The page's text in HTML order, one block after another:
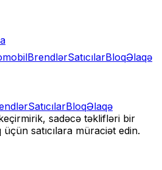
BrendlərSatıcılarBloqƏlaqə
SatıcılarBloqƏlaqə
sadəcə təklifləri bir
satıcılara müraciət edin.